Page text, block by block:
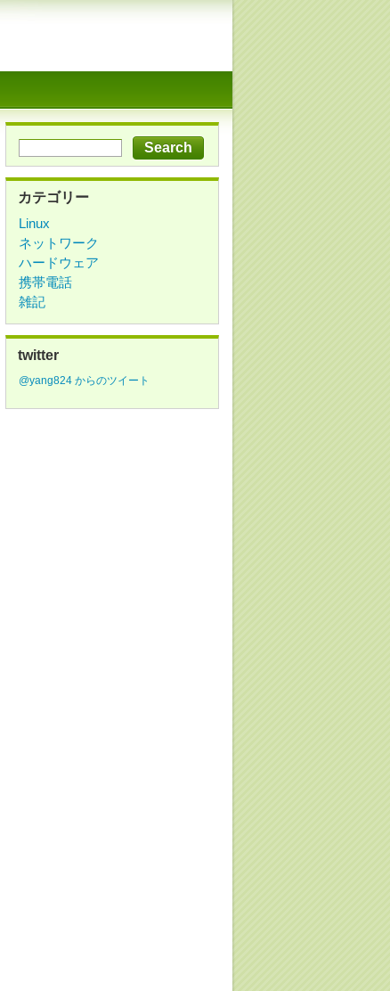
カテゴリー
Linux
ネットワーク
ハードウェア
携帯電話
雑記
twitter
@yang824 からのツイート